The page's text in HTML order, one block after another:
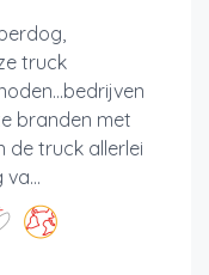
truck
branden met
de truck allerlei